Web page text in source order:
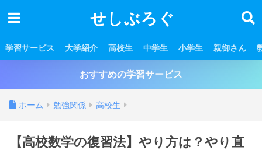
せしぶろぐ
学習サービス 大学紹介 高校生 中学生 小学生 親御さん
おすすめの学習サービス
ホーム 勉強関係 高校生
【高校数学の復習法】やり方は？やり直